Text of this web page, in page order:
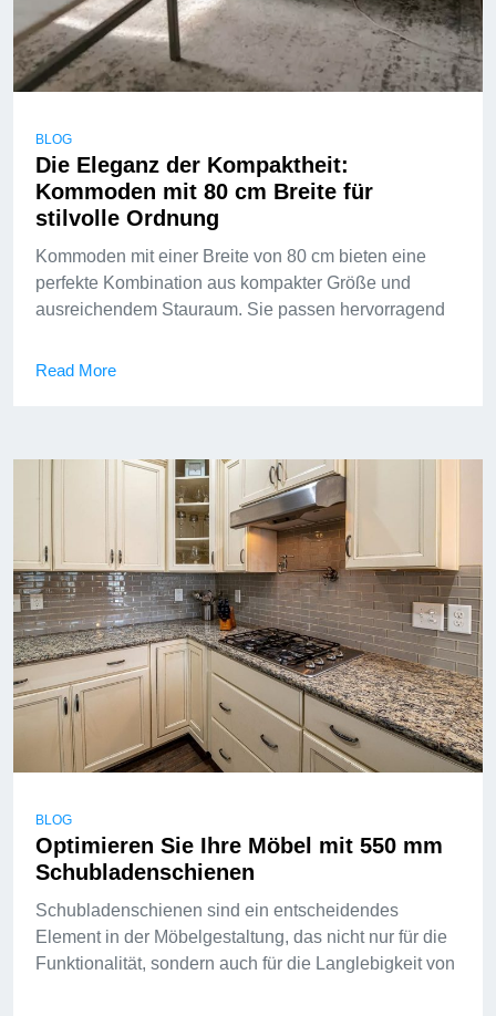
BLOG
Die Eleganz der Kompaktheit:
Kommoden mit 80 cm Breite für
stilvolle Ordnung
Kommoden mit einer Breite von 80 cm bieten eine
perfekte Kombination aus kompakter Größe und
ausreichendem Stauraum. Sie passen hervorragend
Read More
BLOG
Optimieren Sie Ihre Möbel mit 550 mm
Schubladenschienen
Schubladenschienen sind ein entscheidendes
Element in der Möbelgestaltung, das nicht nur für die
Funktionalität, sondern auch für die Langlebigkeit von